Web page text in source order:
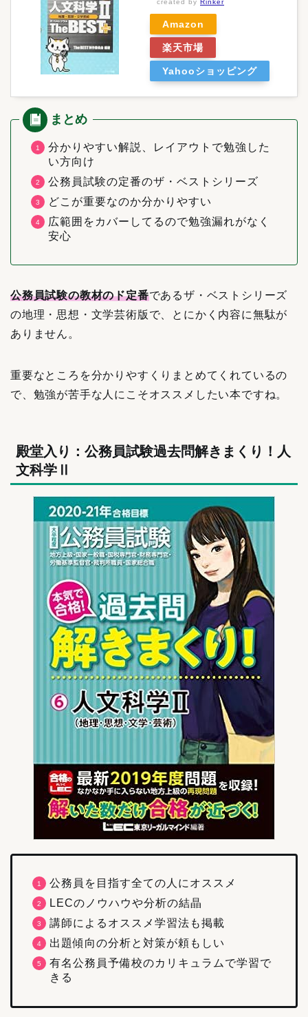
created by Rinker
Amazon
楽天市場
Yahooショッピング
分かりやすい解説、レイアウトで勉強した
い方向け
公務員試験の定番のザ・ベストシリーズ
どこが重要なのか分かりやすい
広範囲をカバーしてるので勉強漏れがなく
安心
公務員試験の教材のド定番であるザ・ベストシリーズ
の地理・思想・文学芸術版で、とにかく内容に無駄が
ありません。
重要なところを分かりやすくりまとめてくれているの
で、勉強が苦手な人にこそオススメしたい本ですね。
殿堂入り：公務員試験過去問解きまくり！人
文科学Ⅱ
公務員を目指す全ての人にオススメ
LECのノウハウや分析の結晶
講師によるオススメ学習法も掲載
出題傾向の分析と対策が頼もしい
有名公務員予備校のカリキュラムで学習で
きる